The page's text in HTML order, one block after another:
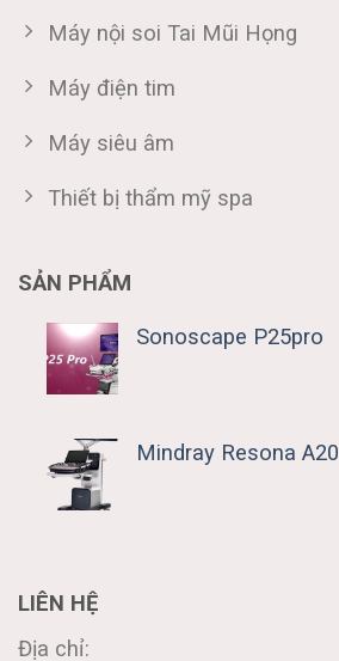
Máy nội soi Tai Mũi Họng
Máy điện tim
Máy siêu âm
Thiết bị thẩm mỹ spa
SẢN PHẨM
Sonoscape P25pro
Mindray Resona A20
LIÊN HỆ
Địa chỉ: